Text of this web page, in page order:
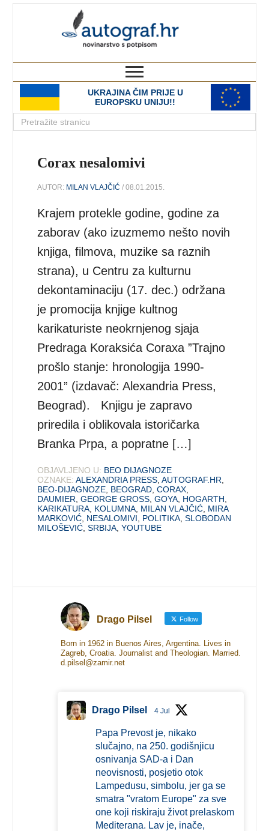
UKRAJINA ČIM PRIJE U
EUROPSKU UNIJU!!
Corax nesalomivi
AUTOR: MILAN VLAJČIĆ / 08.01.2015.
Krajem protekle godine, godine za
zaborav (ako izuzmemo nešto novih
knjiga, filmova, muzike sa raznih
strana), u Centru za kulturnu
dekontaminaciju (17. dec.) održana
je promocija knjige kultnog
karikaturiste neokrnjenog sjaja
Predraga Koraksića Coraxa ”Trajno
prošlo stanje: hronologija 1990-
2001” (izdavač: Alexandria Press,
Beograd). Knjigu je zapravo
priredila i oblikovala istoričarka
Branka Prpa, a popratne […]
OBJAVLJENO U: BEO DIJAGNOZE
OZNAKE: ALEXANDRIA PRESS ,AUTOGRAF.HR
BEO-DIJAGNOZE BEOGRAD ,CORAX
DAUMIER ,GEORGE GROSS ,GOYA HOGARTH
KARIKATURA KOLUMNA MILAN VLAJČIĆ MIRA
MARKOVIĆ NESALOMIVI POLITIKA ,SLOBODAN
MILOŠEVIĆ ,SRBIJA ,YOUTUBE
Drago Pilsel Follow
Born in 1962 in Buenos Aires, Argentina. Lives in
Zagreb, Croatia. Journalist and Theologian. Married.
d.pilsel@zamir.net
Drago Pilsel 4 Jul
Papa Prevost je, nikako
slučajno, na 250. godišnjicu
osnivanja SAD-a i Dan
neovisnosti, posjetio otok
Lampedusu, simbolu, jer ga se
smatra "vratom Europe" za sve
one koji riskiraju život prelaskom
Mediterana. Lav je, inače,